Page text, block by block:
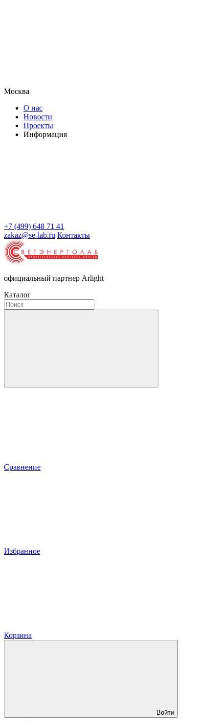
Москва
О нас
Новости
Проекты
Информация
+7 (499) 648 71 41
zakaz@se-lab.ru Контакты
официальный партнер Arlight
Каталог
Сравнение
Избранное
Корзина
Войти